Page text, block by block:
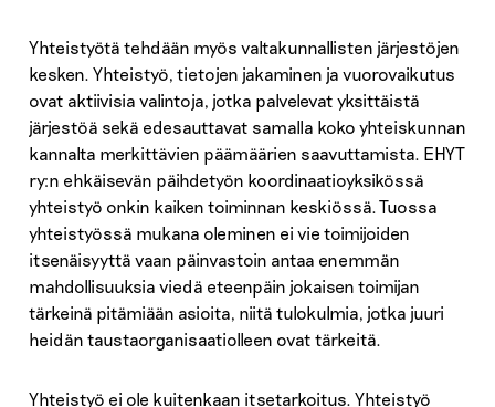
Yhteistyötä tehdään myös valtakunnallisten järjestöjen
kesken. Yhteistyö, tietojen jakaminen ja vuorovaikutus
ovat aktiivisia valintoja, jotka palvelevat yksittäistä
järjestöä sekä edesauttavat samalla koko yhteiskunnan
kannalta merkittävien päämäärien saavuttamista. EHYT
ry:n ehkäisevän päihdetyön koordinaatioyksikössä
yhteistyö onkin kaiken toiminnan keskiössä. Tuossa
yhteistyössä mukana oleminen ei vie toimijoiden
itsenäisyyttä vaan päinvastoin antaa enemmän
mahdollisuuksia viedä eteenpäin jokaisen toimijan
tärkeinä pitämiään asioita, niitä tulokulmia, jotka juuri
heidän taustaorganisaatiolleen ovat tärkeitä.
Yhteistyö ei ole kuitenkaan itsetarkoitus. Yhteistyö